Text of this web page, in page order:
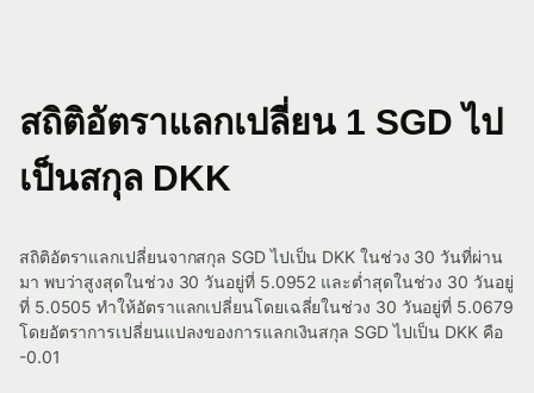
สถิติอัตราแลกเปลี่ยน 1 SGD ไป
เป็นสกุล DKK
สถิติอัตราแลกเปลี่ยนจากสกุล SGD ไปเป็น DKK ในช่วง 30 วันที่ผ่าน
มา พบว่าสูงสุดในช่วง 30 วันอยู่ที่ 5.0952 และต่ำสุดในช่วง 30 วันอยู่
ที่ 5.0505 ทำให้อัตราแลกเปลี่ยนโดยเฉลี่ยในช่วง 30 วันอยู่ที่ 5.0679
โดยอัตราการเปลี่ยนแปลงของการแลกเงินสกุล SGD ไปเป็น DKK คือ
-0.01